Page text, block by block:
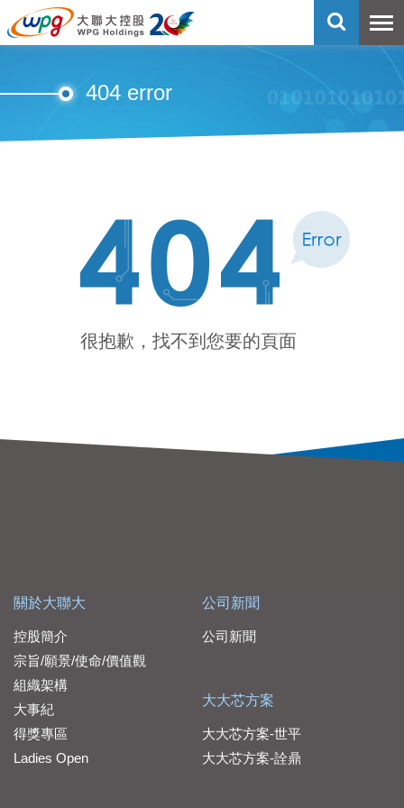
404 error
很抱歉，找不到您要的頁面
關於大聯大
控股簡介
宗旨/願景/使命/價值觀
組織架構
大事紀
得獎專區
Ladies Open
公司新聞
公司新聞
大大芯方案
大大芯方案-世平
大大芯方案-詮鼎